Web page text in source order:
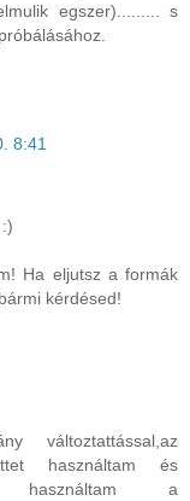
egszer)......... s
8:41
Ha eljutsz a formák
kérdésed!
változtattással,az
használtam és
használtam a